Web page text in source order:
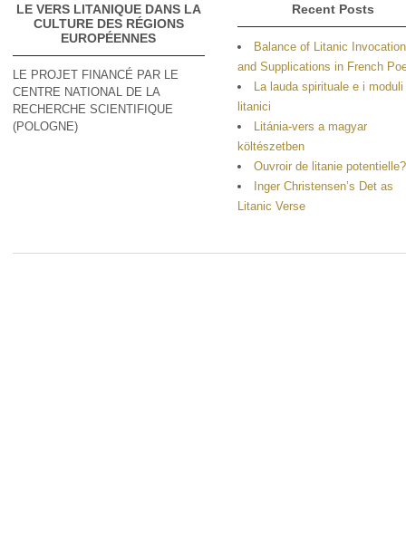
LE VERS LITANIQUE DANS LA
CULTURE DES RÉGIONS
EUROPÉENNES
LE PROJET FINANCÉ PAR LE
CENTRE NATIONAL DE LA
RECHERCHE SCIENTIFIQUE
(POLOGNE)
Recent Posts
Balance of Litanic
and Supplications in French
La lauda spirituale e i moduli
litanici
Litánia-vers a magyar
költészetben
Ouvroir de litanie potentielle?
Inger Christensen’s Det as
Litanic Verse